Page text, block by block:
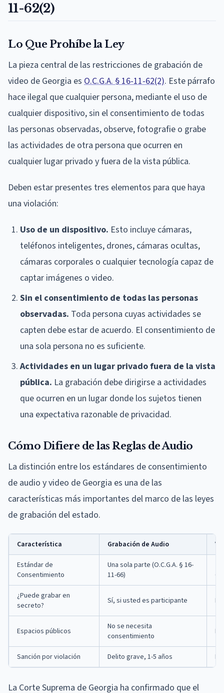
11-62(2)
Lo Que Prohíbe la Ley
La pieza central de las restricciones de grabación de
video de Georgia es O.C.G.A. § 16-11-62(2). Este párrafo
hace ilegal que cualquier persona, mediante el uso de
cualquier dispositivo, sin el consentimiento de todas
las personas observadas, observe, fotografie o grabe
las actividades de otra persona que ocurren en
cualquier lugar privado y fuera de la vista pública.
Deben estar presentes tres elementos para que haya
una violación:
Uso de un dispositivo. Esto incluye cámaras,
teléfonos inteligentes, drones, cámaras ocultas,
cámaras corporales o cualquier tecnología capaz de
captar imágenes o video.
Sin el consentimiento de todas las personas
observadas. Toda persona cuyas actividades se
capten debe estar de acuerdo. El consentimiento de
una sola persona no es suficiente.
Actividades en un lugar privado fuera de la vista
pública. La grabación debe dirigirse a actividades
que ocurren en un lugar donde los sujetos tienen
una expectativa razonable de privacidad.
Cómo Difiere de las Reglas de Audio
La distinción entre los estándares de consentimiento
de audio y video de Georgia es una de las
características más importantes del marco de las leyes
de grabación del estado.
Característica Grabación de Audio
Estándar de
Consentimiento
Una sola parte (O.C.G.A. § 16-
11-66)
¿Puede grabar en
secreto?
Sí, si usted es participante
Espacios públicos
No se necesita
consentimiento
Sanción por violación Delito grave, 1-5 años
La Corte Suprema de Georgia ha confirmado que el